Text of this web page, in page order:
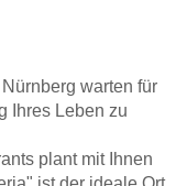
warten für
Ihres Leben zu
plant mit Ihnen